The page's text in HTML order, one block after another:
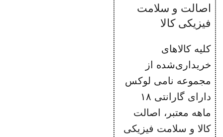
اصالت و سلامت
فیزیکی کالا
کلیه کالاهای
خریداری‌شده از
مجموعه نامی لوکس
دارای گارانتی ۱۸
ماهه معتبر، اصالت
کالا و سلامت فیزیکی